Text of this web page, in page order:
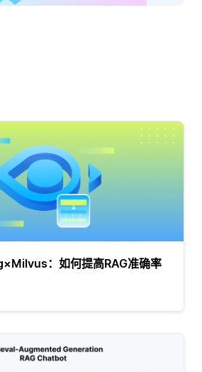
：如何提高RAG准确率